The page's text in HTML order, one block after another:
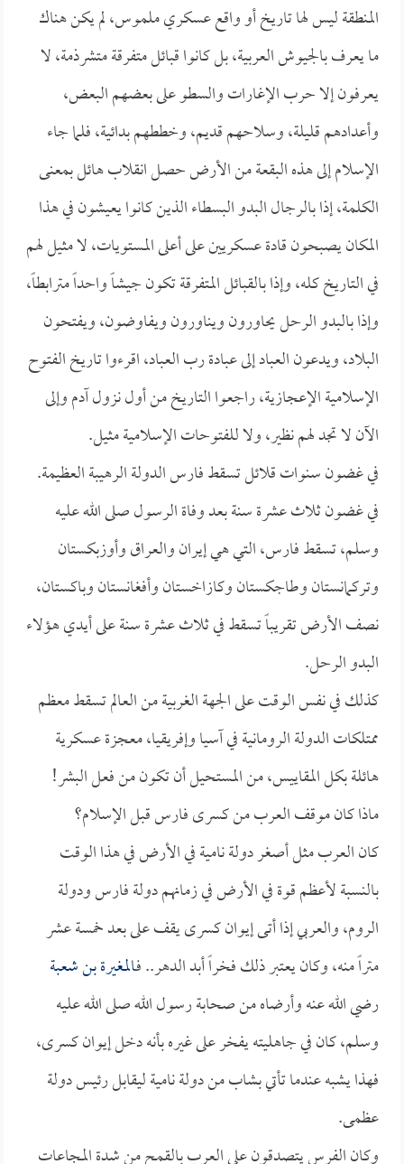
المنطقة ليس لها تاريخ أو واقع عسكري ملموس، لم يكن هناك
ما يعرف بالجيوش العربية، بل كانوا قبائل متفرقة متشرذمة، لا
يعرفون إلا حرب الإغارات والسطو على بعضهم البعض،
وأعدادهم قليلة، وسلاحهم قديم، وخططهم بدائية، فلما جاء
الإسلام إلى هذه البقعة من الأرض حصل انقلاب هائل بمعنى
الكلمة، إذا بالرجال البدو البسطاء الذين كانوا يعيشون في هذا
المكان يصبحون قادة عسكريين على أعلى المستويات، لا مثيل لهم
في التاريخ كله، وإذا بالقبائل المتفرقة تكون جيشاً واحداً مترابطاً،
وإذا بالبدو الرحل يحاورون ويناورون ويفاوضون، ويفتحون
البلاد، ويدعون العباد إلى عبادة رب العباد، اقرءوا تاريخ الفتوح
الإسلامية الإعجازية، راجعوا التاريخ من أول نزول آدم وإلى
الآن لا تجد لهم نظير، ولا للفتوحات الإسلامية مثيل.
في غضون سنوات قلائل تسقط فارس الدولة الرهيبة العظيمة.
في غضون ثلاث عشرة سنة بعد وفاة الرسول صلى الله عليه
وسلم، تسقط فارس، التي هي إيران والعراق وأوزبكستان
وتركمانستان وطاجكستان وكازاخستان وأفغانستان وباكستان،
نصف الأرض تقريباً تسقط في ثلاث عشرة سنة على أيدي هؤلاء
البدو الرحل.
كذلك في نفس الوقت على الجهة الغربية من العالم تسقط معظم
ممتلكات الدولة الرومانية في آسيا وإفريقيا، معجزة عسكرية
هائلة بكل المقاييس، من المستحيل أن تكون من فعل البشر!
ماذا كان موقف العرب من كسرى فارس قبل الإسلام؟
كان العرب مثل أصغر دولة نامية في الأرض في هذا الوقت
بالنسبة لأعظم قوة في الأرض في زمانهم دولة فارس ودولة
الروم، والعربي إذا أتى إيوان كسرى يقف على بعد خمسة عشر
متراً منه، وكان يعتبر ذلك فخراً أبد الدهر.. فـالمغيرة بن شعبة
رضي الله عنه وأرضاه من صحابة رسول الله صلى الله عليه
وسلم، كان في جاهليته يفخر على غيره بأنه دخل إيوان كسرى،
فهذا يشبه عندما تأتي بشاب من دولة نامية ليقابل رئيس دولة
عظمى.